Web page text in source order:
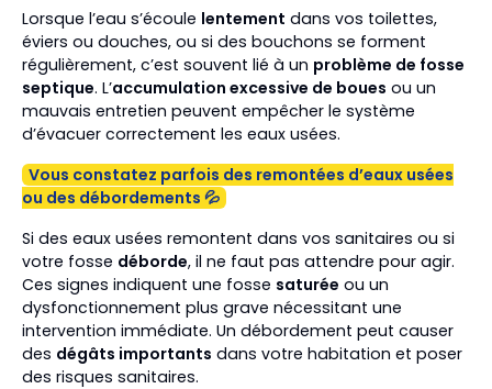
Lorsque l’eau s’écoule lentement dans vos toilettes,
éviers ou douches, ou si des bouchons se forment
régulièrement, c’est souvent lié à un problème de fosse
septique. L’accumulation excessive de boues ou un
mauvais entretien peuvent empêcher le système
d’évacuer correctement les eaux usées.
Vous constatez parfois des remontées d’eaux usées
ou des débordements 💦
Si des eaux usées remontent dans vos sanitaires ou si
votre fosse déborde, il ne faut pas attendre pour agir.
Ces signes indiquent une fosse saturée ou un
dysfonctionnement plus grave nécessitant une
intervention immédiate. Un débordement peut causer
des dégâts importants dans votre habitation et poser
des risques sanitaires.